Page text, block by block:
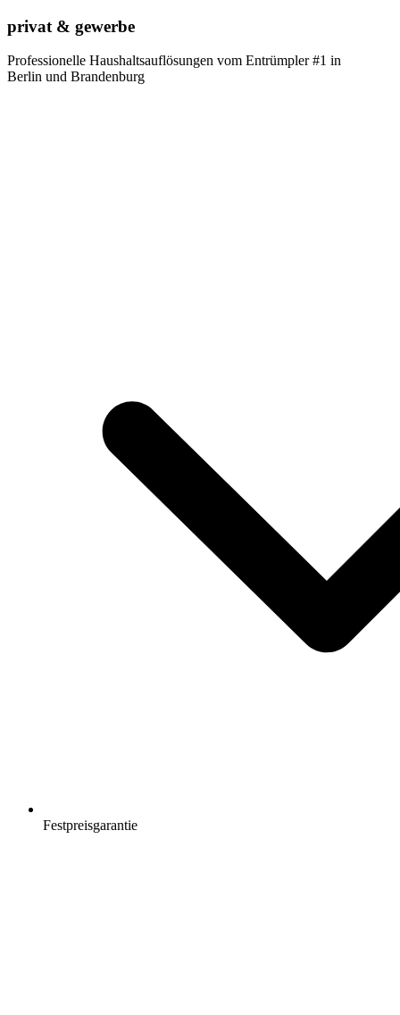
privat & gewerbe
Professionelle Haushaltsauflösungen vom Entrümpler #1 in
Berlin und Brandenburg
Festpreisgarantie